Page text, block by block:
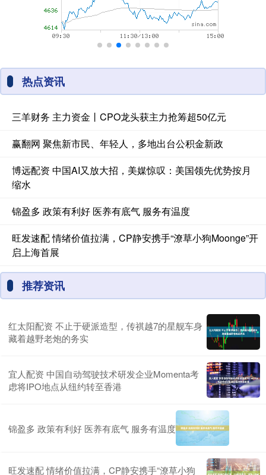
热点资讯
三羊财务 主力资金丨CPO龙头获主力抢筹超50亿元
赢翻网 聚焦新市民、年轻人，多地出台公积金新政
博远配资 中国AI又放大招，美媒惊叹：美国领先优势按月
缩水
锦盈多 政策有利好 医养有底气 服务有温度
旺发速配 情绪价值拉满，CP静安携手“潦草小狗Moonge”开
启上海首展
推荐资讯
红太阳配资 不止于硬派造型，传祺越7的星舰车身
藏着越野老炮的务实
宜人配资 中国自动驾驶技术研发企业Momenta考
虑将IPO地点从纽约转至香港
锦盈多 政策有利好 医养有底气 服务有温度
旺发速配 情绪价值拉满，CP静安携手“潦草小狗